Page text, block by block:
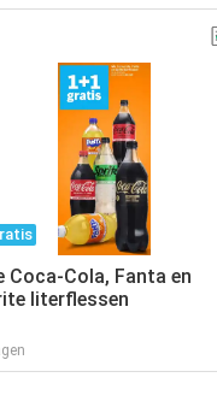
Coca-Cola, Fanta en
literflessen